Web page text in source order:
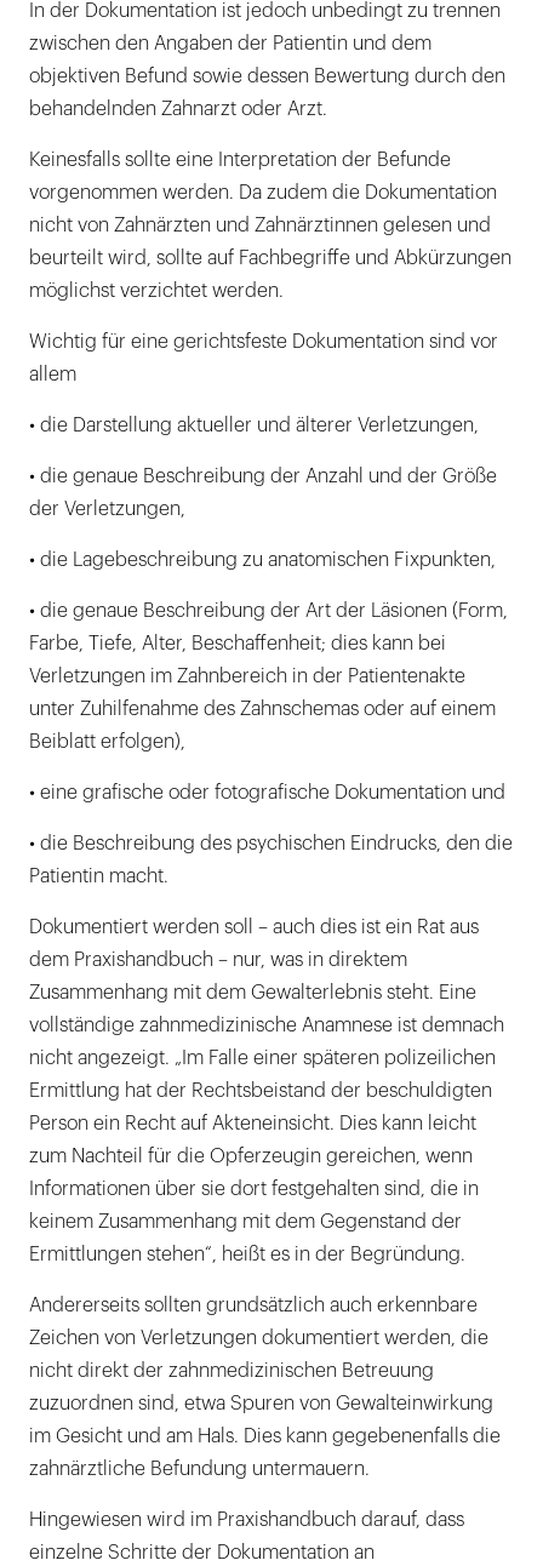
In der Dokumentation ist jedoch unbedingt zu trennen
zwischen den Angaben der Patientin und dem
objektiven Befund sowie dessen Bewertung durch den
behandelnden Zahnarzt oder Arzt.
Keinesfalls sollte eine Interpretation der Befunde
vorgenommen werden. Da zudem die Dokumentation
nicht von Zahnärzten und Zahnärztinnen gelesen und
beurteilt wird, sollte auf Fachbegriffe und Abkürzungen
möglichst verzichtet werden.
Wichtig für eine gerichtsfeste Dokumentation sind vor
allem
• die Darstellung aktueller und älterer Verletzungen,
• die genaue Beschreibung der Anzahl und der Größe
der Verletzungen,
• die Lagebeschreibung zu anatomischen Fixpunkten,
• die genaue Beschreibung der Art der Läsionen (Form,
Farbe, Tiefe, Alter, Beschaffenheit; dies kann bei
Verletzungen im Zahnbereich in der Patientenakte
unter Zuhilfenahme des Zahnschemas oder auf einem
Beiblatt erfolgen),
• eine grafische oder fotografische Dokumentation und
• die Beschreibung des psychischen Eindrucks, den die
Patientin macht.
Dokumentiert werden soll – auch dies ist ein Rat aus
dem Praxishandbuch – nur, was in direktem
Zusammenhang mit dem Gewalterlebnis steht. Eine
vollständige zahnmedizinische Anamnese ist demnach
nicht angezeigt. „Im Falle einer späteren polizeilichen
Ermittlung hat der Rechtsbeistand der beschuldigten
Person ein Recht auf Akteneinsicht. Dies kann leicht
zum Nachteil für die Opferzeugin gereichen, wenn
Informationen über sie dort festgehalten sind, die in
keinem Zusammenhang mit dem Gegenstand der
Ermittlungen stehen“, heißt es in der Begründung.
Andererseits sollten grundsätzlich auch erkennbare
Zeichen von Verletzungen dokumentiert werden, die
nicht direkt der zahnmedizinischen Betreuung
zuzuordnen sind, etwa Spuren von Gewalteinwirkung
im Gesicht und am Hals. Dies kann gegebenenfalls die
zahnärztliche Befundung untermauern.
Hingewiesen wird im Praxishandbuch darauf, dass
einzelne Schritte der Dokumentation an